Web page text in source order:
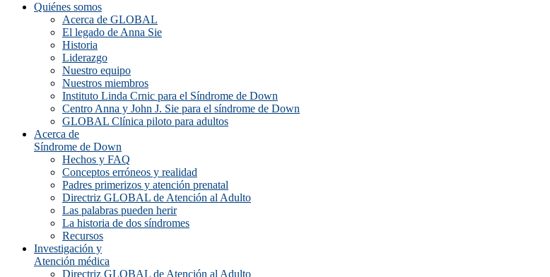
Quiénes somos
Acerca de GLOBAL
El legado de Anna Sie
Historia
Liderazgo
Nuestro equipo
Nuestros miembros
Instituto Linda Crnic para el Síndrome de Down
Centro Anna y John J. Sie para el síndrome de Down
GLOBAL Clínica piloto para adultos
Acerca de
Síndrome de Down
Hechos y FAQ
Conceptos erróneos y realidad
Padres primerizos y atención prenatal
Directriz GLOBAL de Atención al Adulto
Las palabras pueden herir
La historia de dos síndromes
Recursos
Investigación y
Atención médica
Directriz GLOBAL de Atención al Adulto